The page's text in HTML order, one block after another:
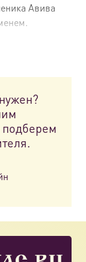
Авива
иконы —
их строго
по
подберем